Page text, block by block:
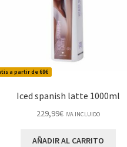
a partir de 69€
Iced spanish latte 1000ml
229,99€ IVA INCLUIDO
AÑADIR AL CARRITO